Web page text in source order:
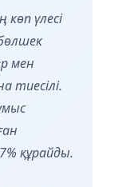
үлесі
мен
тиесілі.
құрайды.